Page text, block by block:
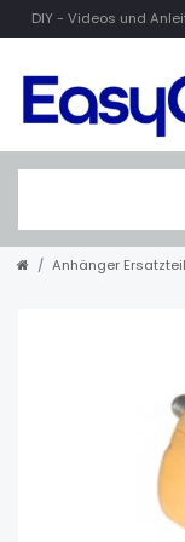
DIY- Videos und
Anhänger